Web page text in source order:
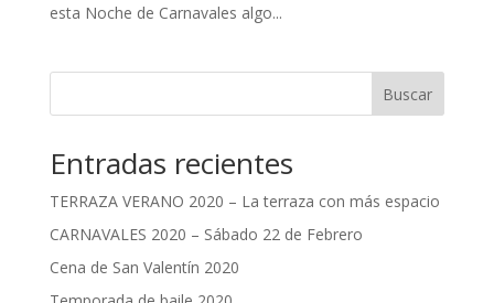
esta Noche de Carnavales algo...
Entradas recientes
TERRAZA VERANO 2020 – La terraza con más espacio
CARNAVALES 2020 – Sábado 22 de Febrero
Cena de San Valentín 2020